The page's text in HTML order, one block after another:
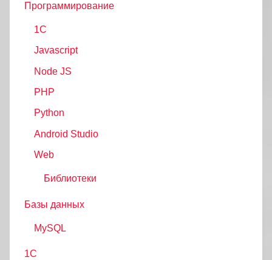
Программирование
1C
Javascript
Node JS
PHP
Python
Android Studio
Web
Библиотеки
Базы данных
MySQL
1С